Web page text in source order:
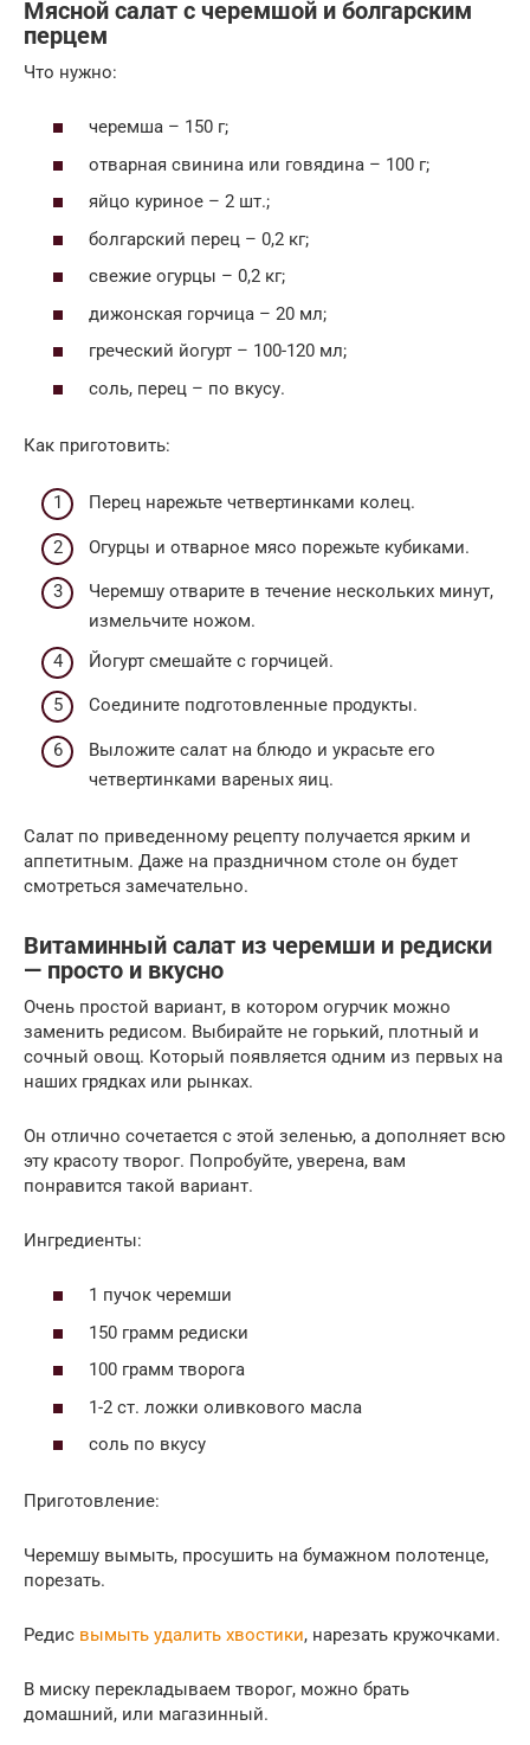
Мясной салат с черемшой и болгарским
перцем
Что нужно:
черемша – 150 г;
отварная свинина или говядина – 100 г;
яйцо куриное – 2 шт.;
болгарский перец – 0,2 кг;
свежие огурцы – 0,2 кг;
дижонская горчица – 20 мл;
греческий йогурт – 100-120 мл;
соль, перец – по вкусу.
Как приготовить:
Перец нарежьте четвертинками колец.
Огурцы и отварное мясо порежьте кубиками.
Черемшу отварите в течение нескольких минут,
измельчите ножом.
Йогурт смешайте с горчицей.
Соедините подготовленные продукты.
Выложите салат на блюдо и украсьте его
четвертинками вареных яиц.
Салат по приведенному рецепту получается ярким и
аппетитным. Даже на праздничном столе он будет
смотреться замечательно.
Витаминный салат из черемши и редиски
— просто и вкусно
Очень простой вариант, в котором огурчик можно
заменить редисом. Выбирайте не горький, плотный и
сочный овощ. Который появляется одним из первых на
наших грядках или рынках.
Он отлично сочетается с этой зеленью, а дополняет всю
эту красоту творог. Попробуйте, уверена, вам
понравится такой вариант.
Ингредиенты:
1 пучок черемши
150 грамм редиски
100 грамм творога
1-2 ст. ложки оливкового масла
соль по вкусу
Приготовление:
Черемшу вымыть, просушить на бумажном полотенце,
порезать.
Редис вымыть удалить хвостики, нарезать кружочками.
В миску перекладываем творог, можно брать
домашний, или магазинный.